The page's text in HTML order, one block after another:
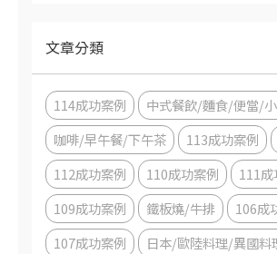
文章分類
114成功案例
中式餐飲/麵食/便當/
咖啡/早午餐/下午茶
113成功案例
112成功案例
110成功案例
111成
109成功案例
鐵板燒/牛排
106成
107成功案例
日本/歐陸料理/異國料